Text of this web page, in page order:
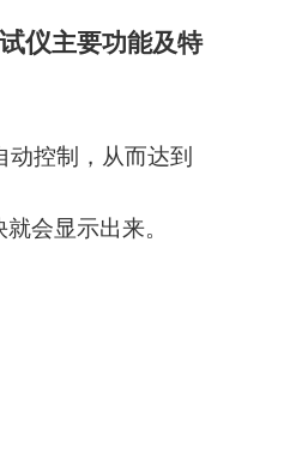
仪主要功能及特
控制，从而达到
会显示出来。